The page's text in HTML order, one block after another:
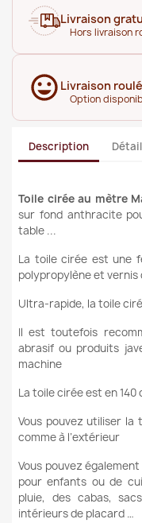
Livraison
Hors livraison
Livraison
Option
Description
Toile cirée au mètre
sur fond anthracite
table ...
La toile cirée est une
polypropylène et
Ultra-rapide, la toile
Il est toutefois
abrasif ou produits
machine
La toile cirée est en 140
Vous pouvez utiliser la
comme à l’extérieur
Vous pouvez
pour enfants ou de
pluie, des cabas,
intérieurs de placard …